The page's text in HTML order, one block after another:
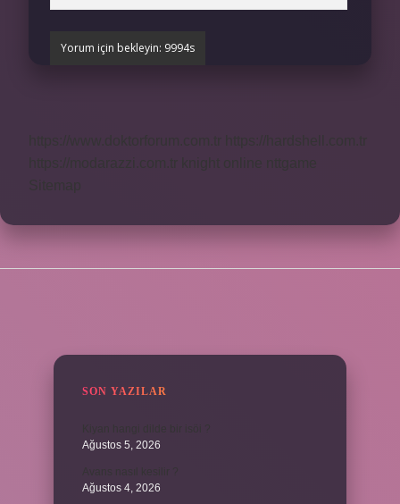
SON YAZILAR
Ağustos 5, 2026
Ağustos 4, 2026